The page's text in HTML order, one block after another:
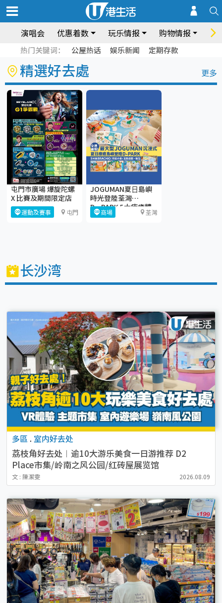
演唱会 优惠着数 玩乐情报 购物情报 饮
热门关键词： 公屋热话 娱乐新闻 定期存款
精選好去處 更多
屯門市廣場 爆旋陀螺
X 比賽及期間限定店
運動及賽事 屯門
JOGUMAN夏⽇島嶼
時光登陸荃灣
D·PARK 5大療癒體
驗區+期間限定店
商場 荃灣
长沙湾
多區 . 室内好去处
荔枝角好去处︱逾10大游乐美食一日游推荐 D2
Place市集/岭南之风公园/红砖屋展览馆
文 : 陳潔雯 2026.08.09